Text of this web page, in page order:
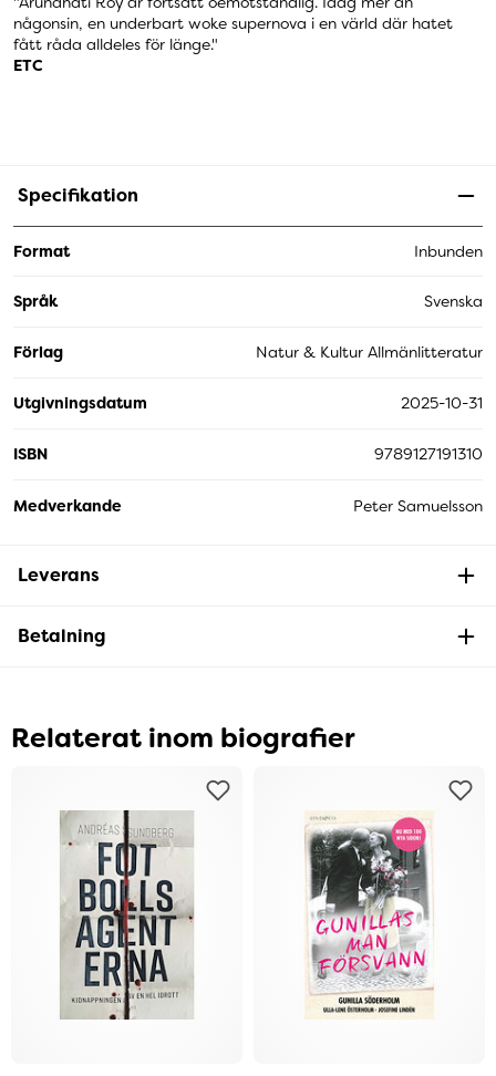
någonsin, en underbart woke supernova i en värld där hatet
fått råda alldeles för länge."
ETC
Specifikation
Format Inbunden
Språk Svenska
Förlag Natur & Kultur Allmänlitteratur
Utgivningsdatum 2025-10-31
ISBN 9789127191310
Medverkande Peter Samuelsson
Leverans
Betalning
Relaterat inom biografier